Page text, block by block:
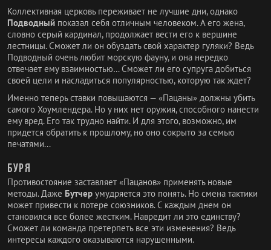
Коллективная церковь переживает не лучшие дни, однако
Подводный показал себя отличным человеком. А его жена,
словно серый кардинал, продолжает вести его к вершине
лестницы. Сможет ли он обуздать свой характер гуляки? Ведь
Подводный очень любит морскую фауну, и она нередко
отвечает ему взаимностью… Сможет ли его супруга добиться
своей цели и насладиться популярностью, которую так ждет?
Именно теперь ставки повышаются — «Пацаны» должны убить
самого Хоумлендера. Но у них нет оружия, способного нанести
ему вред. Его так трудно найти. И для этого, возможно, им
придется обратить к прошлому, но оно сокрыто за семью
печатями...
Буря
Противостояние заставляет «Пацанов» применять новые
методы. Даже Бутчер умудряется это понять. Но смена тактики
может привести к потере союзников. С каждым днем он
становился все более жестким. Навредит ли это единству?
Сможет ли команда претерпеть все эти изменения? Ведь
интересы каждого оказываются нарушенными.